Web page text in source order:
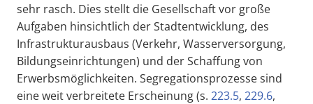
sehr rasch. Dies stellt die Gesellschaft vor große
Aufgaben hinsichtlich der Stadtentwicklung, des
Infrastrukturausbaus (Verkehr, Wasserversorgung,
Bildungseinrichtungen) und der Schaffung von
Erwerbsmöglichkeiten. Segregationsprozesse sind
eine weit verbreitete Erscheinung (s. 223.5, 229.6,